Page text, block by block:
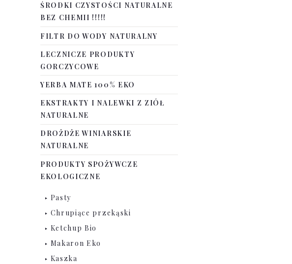
ŚRODKI CZYSTOŚCI NATURALNE
BEZ CHEMII !!!!!
FILTR DO WODY NATURALNY
LECZNICZE PRODUKTY
GORCZYCOWE
YERBA MATE 100% EKO
EKSTRAKTY I NALEWKI Z ZIÓŁ
NATURALNE
DROŻDŻE WINIARSKIE
NATURALNE
PRODUKTY SPOŻYWCZE
EKOLOGICZNE
Pasty
Chrupiące przekąski
Ketchup Bio
Makaron Eko
Kaszka